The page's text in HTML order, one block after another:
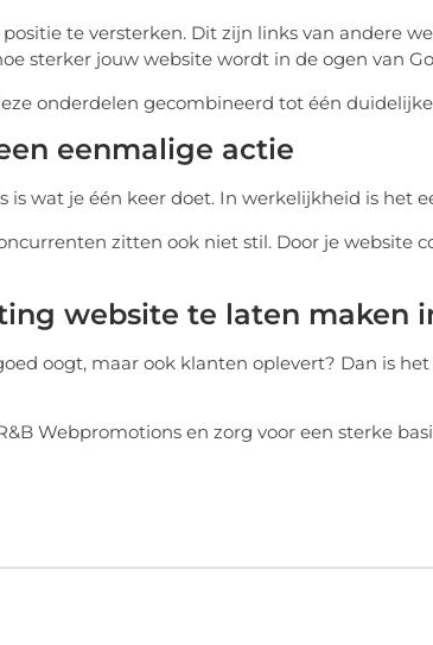
te versterken. Dit zijn links van andere
sterker jouw website wordt in de ogen van
onderdelen gecombineerd tot één
eenmalige actie
is wat je één keer doet. In werkelijkheid is het
zitten ook niet stil. Door je website
website te laten maken
oogt, maar ook klanten oplevert? Dan is
Webpromotions en zorg voor een sterke